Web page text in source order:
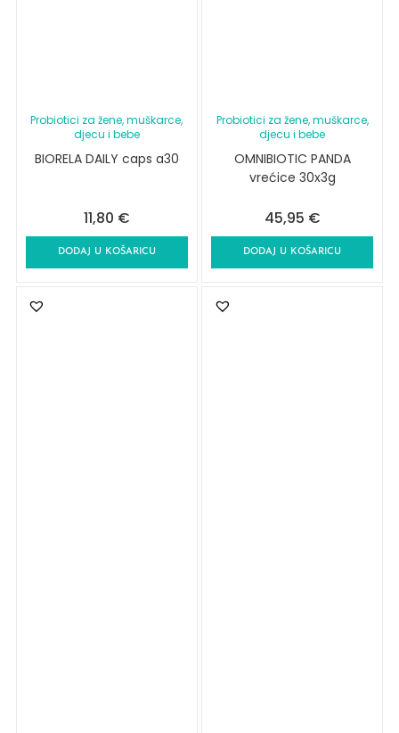
Probiotici za žene, muškarce,
djecu i bebe
BIORELA DAILY caps a30
11,80 €
DODAJ U KOŠARICU
Probiotici za žene, muškarce,
djecu i bebe
OMNIBIOTIC PANDA
vrećice 30x3g
45,95 €
DODAJ U KOŠARICU